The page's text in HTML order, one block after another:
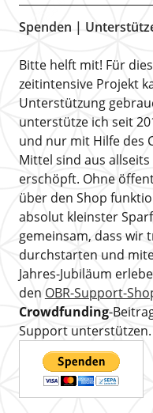
Spenden |
Bitte helft mit! Für
zeitintensive Projekt
Unterstützung
unterstütze ich seit
und nur mit Hilfe des
Mittel sind aus
erschöpft. Ohne
über den Shop
absolut kleinster
gemeinsam, dass wir
durchstarten und
Jahres-Jubiläum
den OBR-Support-
Crowdfunding-
Support unterstützen.